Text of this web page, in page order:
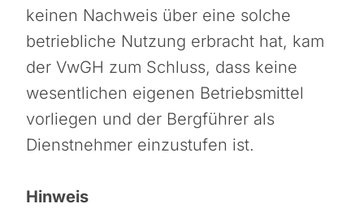
keinen Nachweis über eine solche
betriebliche Nutzung erbracht hat, kam
der VwGH zum Schluss, dass keine
wesentlichen eigenen Betriebsmittel
vorliegen und der Bergführer als
Dienstnehmer einzustufen ist.
Hinweis